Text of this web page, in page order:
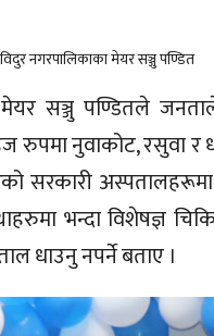
नगरपालिकाका मेयर सञ्जु पण्डित
सञ्जु पण्डितले जनताले
रुपमा नुवाकोट, रसुवा र
सरकारी
भन्दा विशेषज्ञ
धाउनु नपर्ने बताए ।